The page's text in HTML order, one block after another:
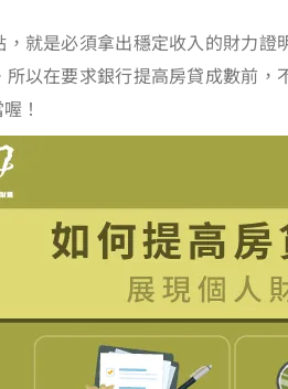
就是必須拿出穩定收入的財力
以在要求銀行提高房貸成數前，
！